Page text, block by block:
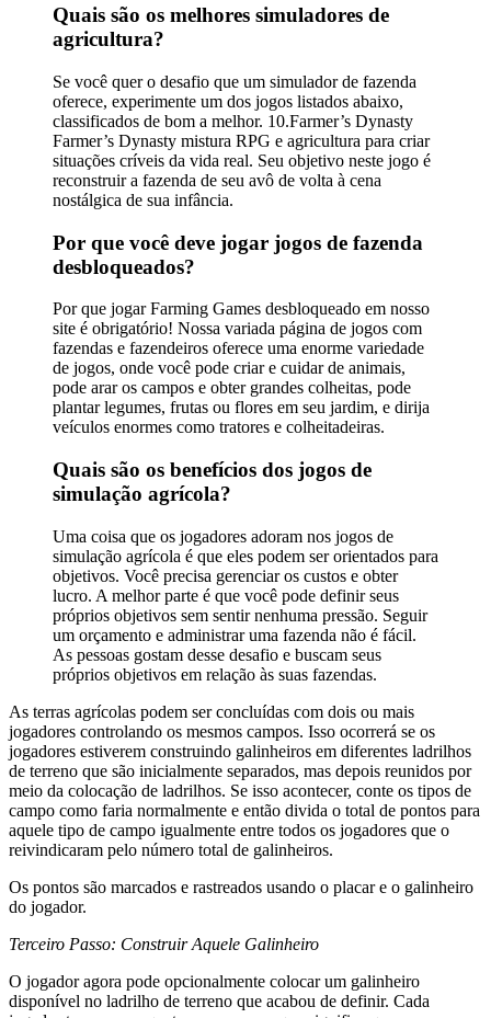
Quais são os melhores simuladores de
agricultura?
Se você quer o desafio que um simulador de fazenda
oferece, experimente um dos jogos listados abaixo,
classificados de bom a melhor. 10.Farmer’s Dynasty
Farmer’s Dynasty mistura RPG e agricultura para criar
situações críveis da vida real. Seu objetivo neste jogo é
reconstruir a fazenda de seu avô de volta à cena
nostálgica de sua infância.
Por que você deve jogar jogos de fazenda
desbloqueados?
Por que jogar Farming Games desbloqueado em nosso
site é obrigatório! Nossa variada página de jogos com
fazendas e fazendeiros oferece uma enorme variedade
de jogos, onde você pode criar e cuidar de animais,
pode arar os campos e obter grandes colheitas, pode
plantar legumes, frutas ou flores em seu jardim, e dirija
veículos enormes como tratores e colheitadeiras.
Quais são os benefícios dos jogos de
simulação agrícola?
Uma coisa que os jogadores adoram nos jogos de
simulação agrícola é que eles podem ser orientados para
objetivos. Você precisa gerenciar os custos e obter
lucro. A melhor parte é que você pode definir seus
próprios objetivos sem sentir nenhuma pressão. Seguir
um orçamento e administrar uma fazenda não é fácil.
As pessoas gostam desse desafio e buscam seus
próprios objetivos em relação às suas fazendas.
As terras agrícolas podem ser concluídas com dois ou mais
jogadores controlando os mesmos campos. Isso ocorrerá se os
jogadores estiverem construindo galinheiros em diferentes ladrilhos
de terreno que são inicialmente separados, mas depois reunidos por
meio da colocação de ladrilhos. Se isso acontecer, conte os tipos de
campo como faria normalmente e então divida o total de pontos para
aquele tipo de campo igualmente entre todos os jogadores que o
reivindicaram pelo número total de galinheiros.
Os pontos são marcados e rastreados usando o placar e o galinheiro
do jogador.
Terceiro Passo: Construir Aquele Galinheiro
O jogador agora pode opcionalmente colocar um galinheiro
disponível no ladrilho de terreno que acabou de definir. Cada